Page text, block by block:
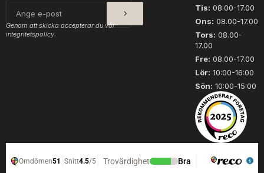
post
SKICKA
Genom att skicka accepterar du vår
integritetspolicy.
Tis: 08.00-17.00
Ons: 08.00-17.00
Tors: 08.00-
17.00
Fre: 08.00-17.00
Lör: 10:00-16:00
Sön: 10:00-15:00